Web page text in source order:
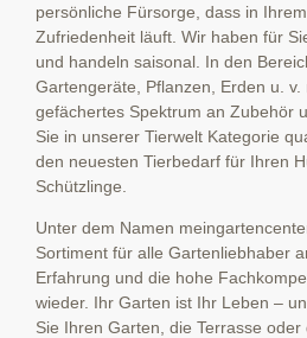
persönliche Fürsorge, dass in
Zufriedenheit läuft. Wir haben für
und handeln saisonal. In den
Gartengeräte, Pflanzen, Erden u.
gefächertes Spektrum an Zubehör
Sie in unserer Tierwelt Kategorie
den neuesten Tierbedarf für Ihren
Schützlinge.
Unter dem Namen
Sortiment für alle Gartenliebhaber
Erfahrung und die hohe
wieder. Ihr Garten ist Ihr Leben –
Sie Ihren Garten, die Terrasse